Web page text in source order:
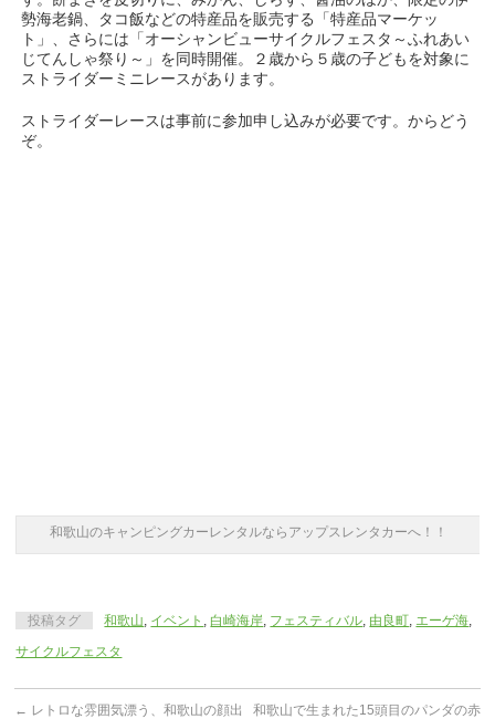
勢海老鍋、タコ飯などの特産品を販売する「特産品マーケッ
ト」、さらには「オーシャンビューサイクルフェスタ～ふれあい
じてんしゃ祭り～」を同時開催。２歳から５歳の子どもを対象に
ストライダーミニレースがあります。
ストライダーレースは事前に参加申し込みが必要です。からどう
ぞ。
和歌山のキャンピングカーレンタルならアップスレンタカーへ！！
投稿タグ 和歌山, イベント , 白崎海岸, フェスティバル, 由良町, エーゲ海,
サイクルフェスタ
← レトロな雰囲気漂う、和歌山の顔出
和歌山で生まれた15頭目のパンダの赤